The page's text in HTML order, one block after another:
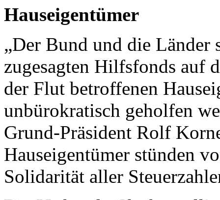
Hauseigentümer
„Der Bund und die
zugesagten Hilfsfonds auf
der Flut betroffenen
unbürokratisch geholfen
Grund-Präsident Rolf
Hauseigentümer stünden
Solidarität aller